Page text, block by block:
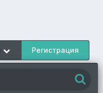
Регистрация